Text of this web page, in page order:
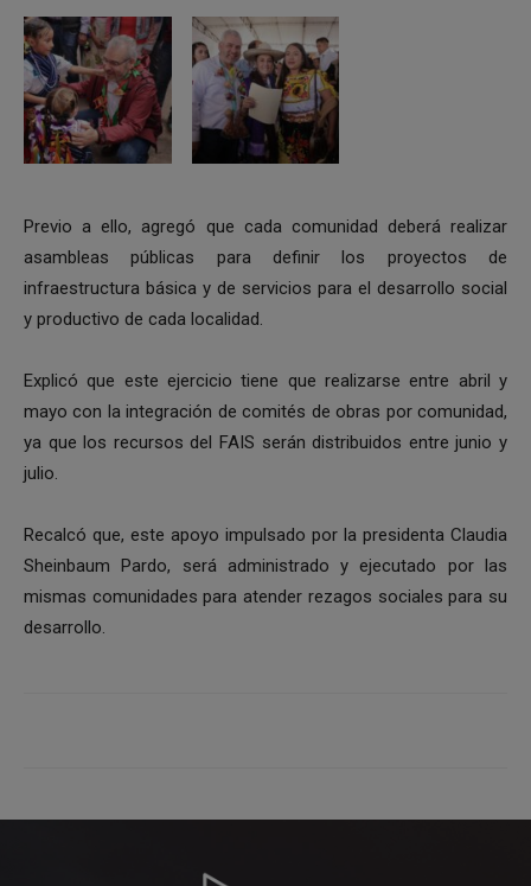
Previo a ello, agregó que cada comunidad deberá realizar
asambleas públicas para definir los proyectos de
infraestructura básica y de servicios para el desarrollo social
y productivo de cada localidad.
Explicó que este ejercicio tiene que realizarse entre abril y
mayo con la integración de comités de obras por comunidad,
ya que los recursos del FAIS serán distribuidos entre junio y
julio.
Recalcó que, este apoyo impulsado por la presidenta Claudia
Sheinbaum Pardo, será administrado y ejecutado por las
mismas comunidades para atender rezagos sociales para su
desarrollo.